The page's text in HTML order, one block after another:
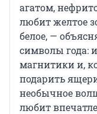
агатом,
любит желтое
белое, —
символы года:
магнитики и,
подарить
необычное
любит